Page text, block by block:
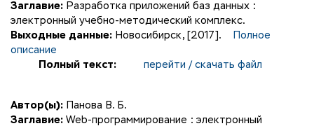
Заглавие: Разработка приложений баз данных :
электронный учебно-методический комплекс.
Выходные данные: Новосибирск, [2017].
Полное
описание
Полный текст:
перейти / скачать файл
Автор(ы): Панова В. Б.
Заглавие: Web-программирование : электронный